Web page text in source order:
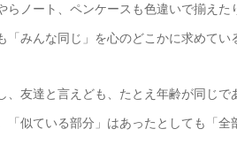
らノート、ペンケースも色違いで揃え
「みんな同じ」を心のどこかに求めてい
、友達と言えども、たとえ年齢が同じ
「似ている部分」はあったとしても「全